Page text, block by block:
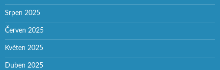
Srpen 2025
Červen 2025
Květen 2025
Duben 2025